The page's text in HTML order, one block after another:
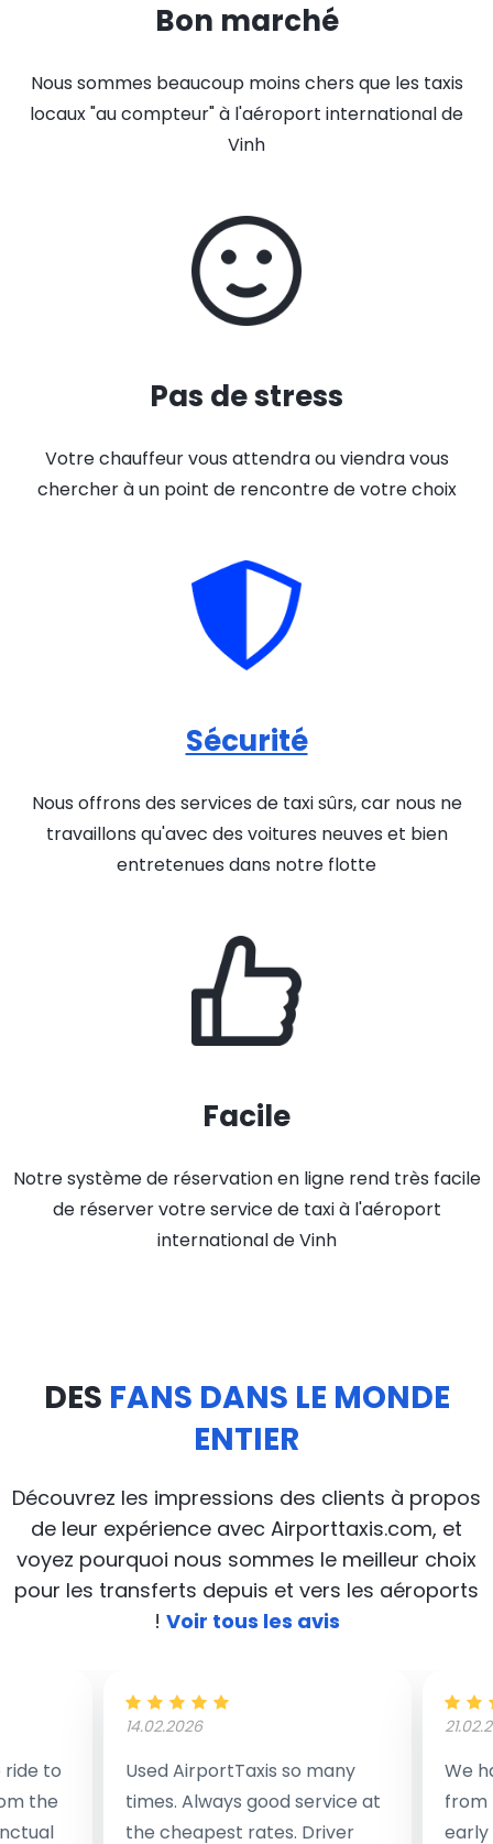
Bon marché
Nous sommes beaucoup moins chers que les taxis
locaux "au compteur" à l'aéroport international de
Vinh
Pas de stress
Votre chauffeur vous attendra ou viendra vous
chercher à un point de rencontre de votre choix
Sécurité
Nous offrons des services de taxi sûrs, car nous ne
travaillons qu'avec des voitures neuves et bien
entretenues dans notre flotte
Facile
Notre système de réservation en ligne rend très facile
de réserver votre service de taxi à l'aéroport
international de Vinh
DES FANS DANS LE MONDE
ENTIER
Découvrez les impressions des clients à propos
de leur expérience avec Airporttaxis.com, et
voyez pourquoi nous sommes le meilleur choix
pour les transferts depuis et vers les aéroports
! Voir tous les avis
to
the
14.02.2026
Used AirportTaxis so many
times. Always good service at
the cheapest rates. Driver
We
from
early